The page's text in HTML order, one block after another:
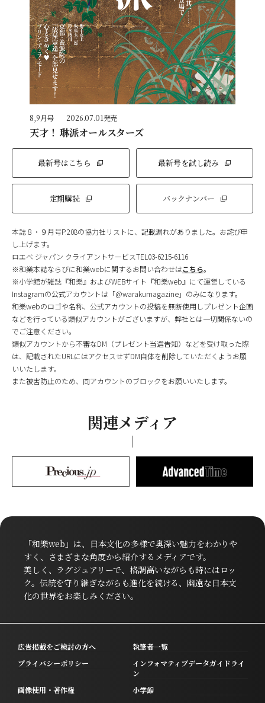
8,9月号 2026.07.01発売
天才！ 琳派オールスターズ
最新号はこちら 最新号を試し読み
定期購読 バックナンバー
本誌８・９月号P.208の協力社リストに、記載漏れがありました。お詫び申
し上げます。
ロエベ ジャパン クライアントサービスTEL03-6215-6116
※和樂本誌ならびに和樂webに関するお問い合わせはこちら。
※小学館が雑誌『和樂』およびWEBサイト『和樂web』にて運営している
Instagramの公式アカウントは「@warakumagazine」のみになります。
和樂webのロゴや名称、公式アカウントの投稿を無断使用しプレゼント企画
などを行っている類似アカウントがございますが、弊社とは一切関係ないの
でご注意ください。
類似アカウントから不審なDM（プレゼント当選告知）などを受け取った際
は、記載されたURLにはアクセスせずDM自体を削除していただくようお願
いいたします。
また被害防止のため、同アカウントのブロックをお願いいたします。
関連メディア
「和樂web」は、日本文化の多様で奥深い魅力をわかりや
すく、さまざまな角度から紹介するメディアです。
美しく、ラグジュアリーで、格調高いながらも時にはロッ
ク。伝統を守り継ぎながらも進化を続ける、幽遠な日本文
化の世界をお楽しみください。
広告掲載をご検討の方へ
執筆者一覧
プライバシーポリシー
インフォマティブデータガイドライ
ン
画像使用・著作権
小学館